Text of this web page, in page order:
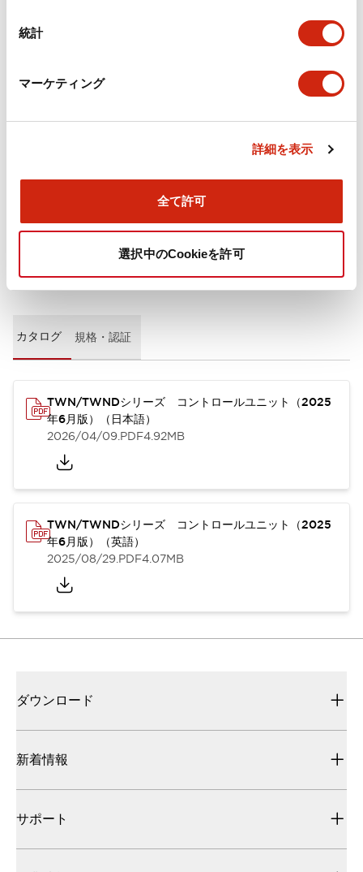
統計
マーケティング
詳細を表示
全て許可
選択中のCookieを許可
取付設置仕様
ドキュメントとファイル
カタログ 規格・認証
TWN/TWNDシリーズ コントロールユニット（2025
年6月版）（日本語）
2026/04/09.PDF4.92MB
TWN/TWNDシリーズ コントロールユニット（2025
年6月版）（英語）
2025/08/29.PDF4.07MB
ダウンロード
新着情報
サポート